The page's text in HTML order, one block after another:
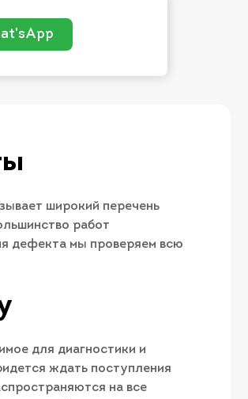
широкий перечень
работ
дефекта мы проверяем всю
для диагностики и
ждать поступления
на все